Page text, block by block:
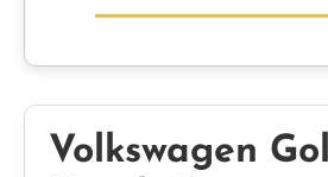
Volkswagen